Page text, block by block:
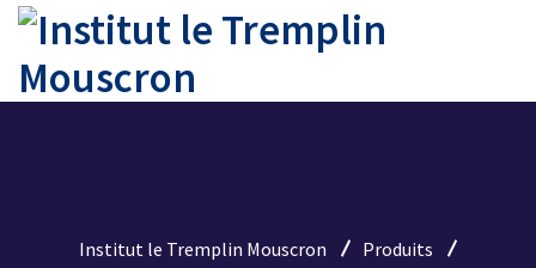
Institut le Tremplin Mouscron
Produits